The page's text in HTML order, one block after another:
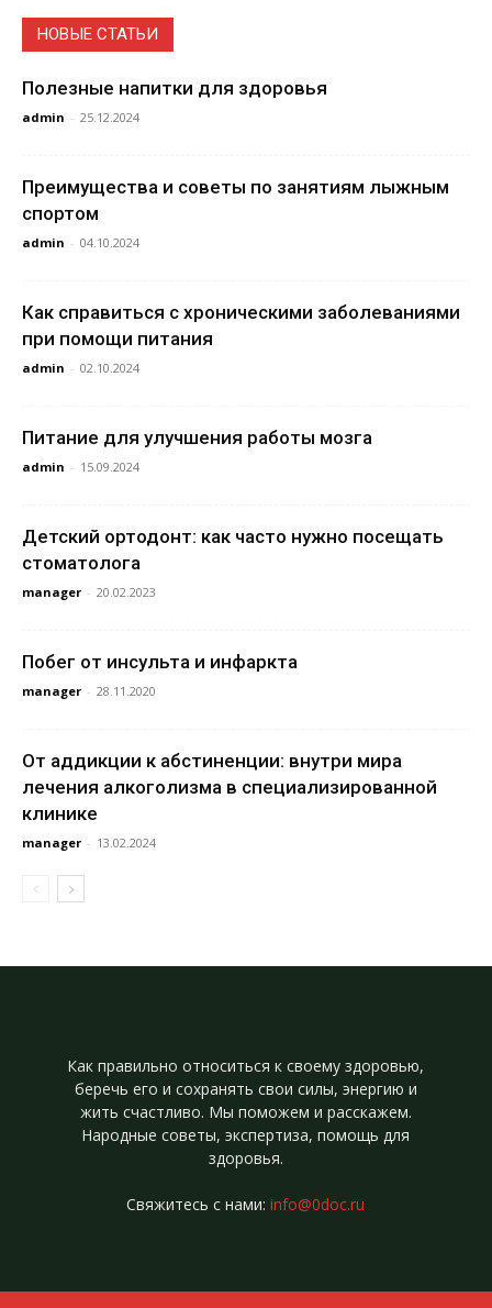
НОВЫЕ СТАТЬИ
Полезные напитки для здоровья
admin - 25.12.2024
Преимущества и советы по занятиям лыжным
спортом
admin - 04.10.2024
Как справиться с хроническими заболеваниями
при помощи питания
admin - 02.10.2024
Питание для улучшения работы мозга
admin - 15.09.2024
Детский ортодонт: как часто нужно посещать
стоматолога
manager - 20.02.2023
Побег от инсульта и инфаркта
manager - 28.11.2020
От аддикции к абстиненции: внутри мира
лечения алкоголизма в специализированной
клинике
manager - 13.02.2024
Как правильно относиться к своему здоровью,
беречь его и сохранять свои силы, энергию и
жить счастливо. Мы поможем и расскажем.
Народные советы, экспертиза, помощь для
здоровья.
Свяжитесь с нами:info@0doc.ru